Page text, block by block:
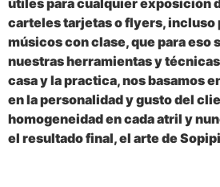
útiles para cualquier exposición
carteles tarjetas o flyers, incluso
músicos con clase, que para eso
nuestras herramientas y
casa y la practica, nos basamos
en la personalidad y gusto del
homogeneidad en cada atril y
el resultado final, el arte de